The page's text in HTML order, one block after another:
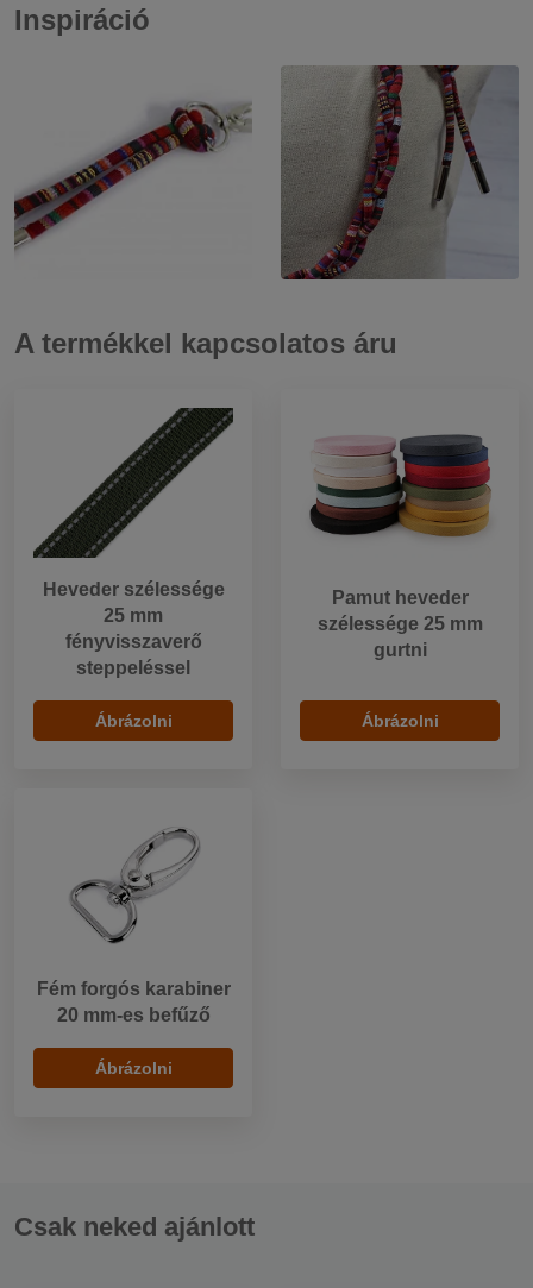
Inspiráció
A termékkel kapcsolatos áru
Heveder szélessége
25 mm
fényvisszaverő
steppeléssel
Ábrázolni
Pamut heveder
szélessége 25 mm
gurtni
Ábrázolni
Fém forgós karabiner
20 mm-es befűző
Ábrázolni
Csak neked ajánlott